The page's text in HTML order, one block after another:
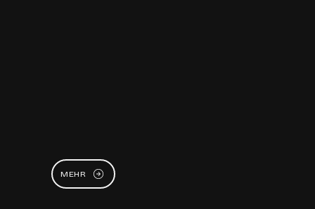
MEHR